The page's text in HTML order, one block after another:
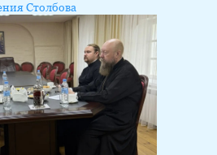
Столбова